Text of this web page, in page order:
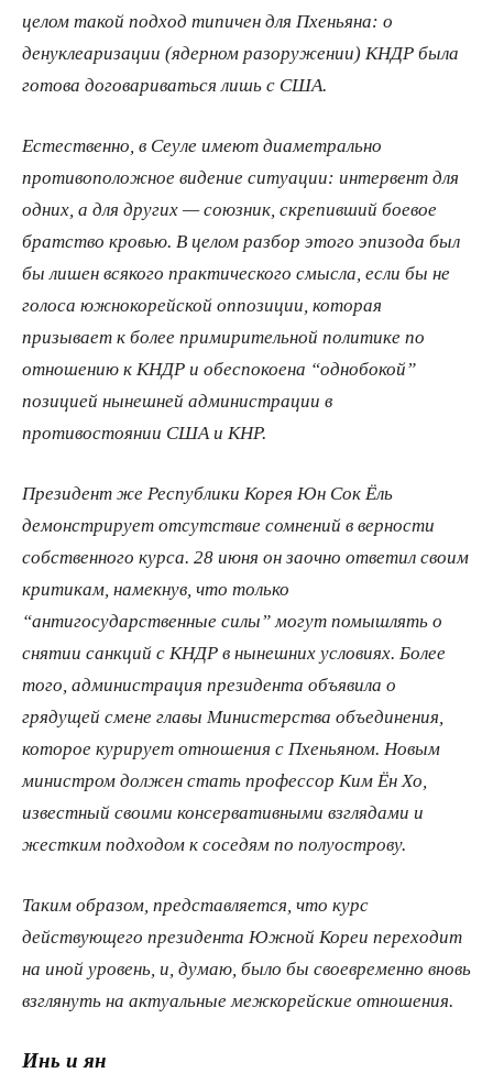
целом такой подход типичен для Пхеньяна: о
денуклеаризации (ядерном разоружении) КНДР была
готова договариваться лишь с США.
Естественно, в Сеуле имеют диаметрально
противоположное видение ситуации: интервент для
одних, а для других — союзник, скрепивший боевое
братство кровью. В целом разбор этого эпизода был
бы лишен всякого практического смысла, если бы не
голоса южнокорейской оппозиции, которая
призывает к более примирительной политике по
отношению к КНДР и обеспокоена “однобокой”
позицией нынешней администрации в
противостоянии США и КНР.
Президент же Республики Корея Юн Сок Ёль
демонстрирует отсутствие сомнений в верности
собственного курса. 28 июня он заочно ответил своим
критикам, намекнув, что только
“антигосударственные силы” могут помышлять о
снятии санкций с КНДР в нынешних условиях. Более
того, администрация президента объявила о
грядущей смене главы Министерства объединения,
которое курирует отношения с Пхеньяном. Новым
министром должен стать профессор Ким Ён Хо,
известный своими консервативными взглядами и
жестким подходом к соседям по полуострову.
Таким образом, представляется, что курс
действующего президента Южной Кореи переходит
на иной уровень, и, думаю, было бы своевременно вновь
взглянуть на актуальные межкорейские отношения.
Инь и ян